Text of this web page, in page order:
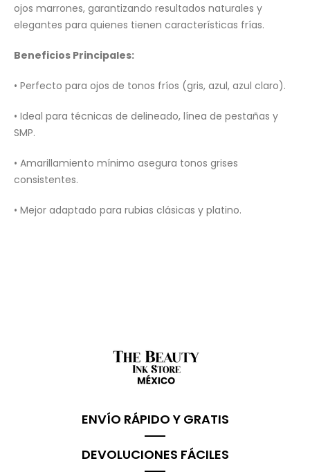
ojos marrones, garantizando resultados naturales y
elegantes para quienes tienen características frías.
Beneficios Principales:
• Perfecto para ojos de tonos fríos (gris, azul, azul claro).
• Ideal para técnicas de delineado, línea de pestañas y
SMP.
• Amarillamiento mínimo asegura tonos grises
consistentes.
• Mejor adaptado para rubias clásicas y platino.
ENVÍO RÁPIDO Y GRATIS
DEVOLUCIONES FÁCILES